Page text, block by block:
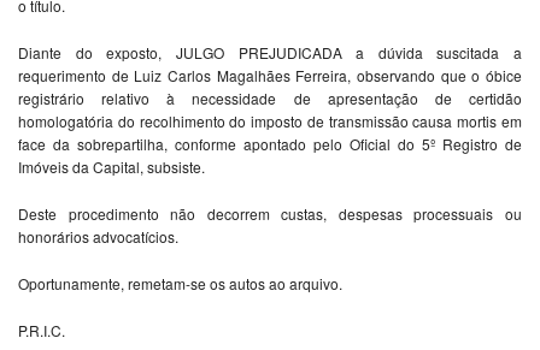
o título.
Diante do exposto, JULGO PREJUDICADA a dúvida suscitada a
requerimento de Luiz Carlos Magalhães Ferreira, observando que o óbice
registrário relativo à necessidade de apresentação de certidão
homologatória do recolhimento do imposto de transmissão causa mortis em
face da sobrepartilha, conforme apontado pelo Oficial do 5º Registro de
Imóveis da Capital, subsiste.
Deste procedimento não decorrem custas, despesas processuais ou
honorários advocatícios.
Oportunamente, remetam-se os autos ao arquivo.
P.R.I.C.